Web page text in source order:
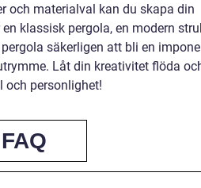
och materialval kan du skapa din
klassisk pergola, en modern
säkerligen att bli en
Låt din kreativitet flöda
och personlighet!
FAQ